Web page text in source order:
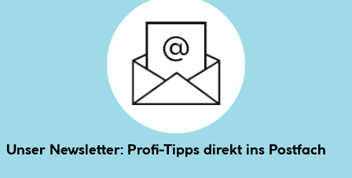
Unser Newsletter: Profi-Tipps direkt ins Postfach